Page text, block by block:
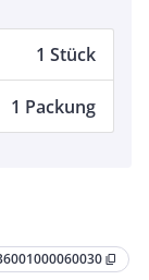
content_copy
1 Stück
1 Packung